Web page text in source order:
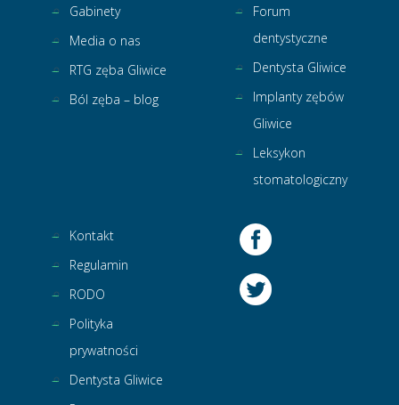
Gabinety
Media o nas
RTG zęba Gliwice
Ból zęba – blog
Forum
dentystyczne
Dentysta Gliwice
Implanty zębów
Gliwice
Leksykon
stomatologiczny
Kontakt
Regulamin
RODO
Polityka
prywatności
Dentysta Gliwice